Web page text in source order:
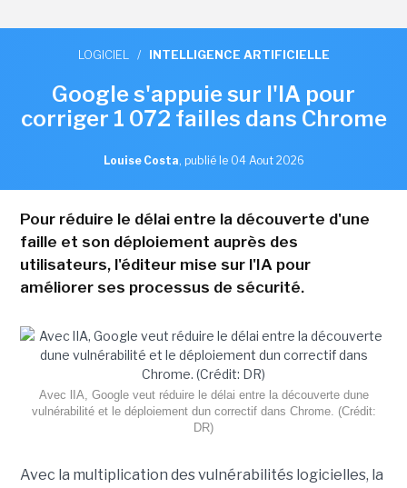
LOGICIEL / INTELLIGENCE ARTIFICIELLE
Google s'appuie sur l'IA pour
corriger 1 072 failles dans Chrome
Louise Costa, publié le 04 Aout 2026
Pour réduire le délai entre la découverte d'une
faille et son déploiement auprès des
utilisateurs, l'éditeur mise sur l'IA pour
améliorer ses processus de sécurité.
Avec lIA, Google veut réduire le délai entre la découverte dune
vulnérabilité et le déploiement dun correctif dans Chrome. (Crédit:
DR)
Avec la multiplication des vulnérabilités logicielles, la